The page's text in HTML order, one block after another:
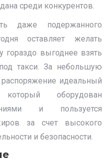
среди конкурентов.
даже подержанного
оставляет желать
гораздо выгоднее взять
такси. За небольшую
идеальный
оборудован
и пользуется
за счет высокого
и безопасности.